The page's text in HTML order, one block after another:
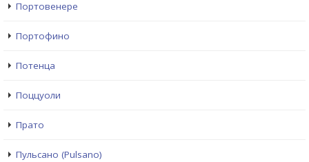
Портовенере
Портофино
Потенца
Поццуоли
Прато
Пульсано (Pulsano)